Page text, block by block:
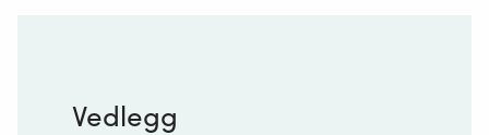
Vedlegg